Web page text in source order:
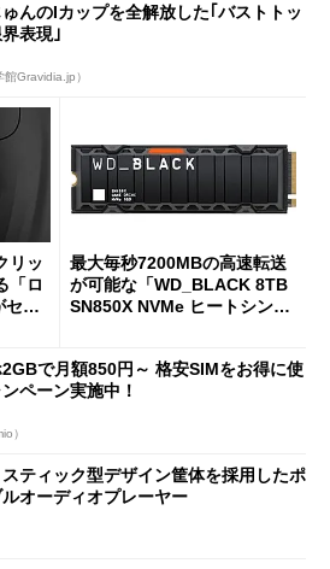
んのIカップを全解放した｢バストトッ
表現｣
Gravidia.jp）
リッ
「ロ
セー
最大毎秒7200MBの高速転送
が可能な「WD_BLACK 8TB
SN850X NVMe ヒートシンク
2GBで月額850円～ 格安SIMをお得に使
ペーン実施中！
）
ティック型デザイン筐体を採用したポ
オーディオプレーヤー